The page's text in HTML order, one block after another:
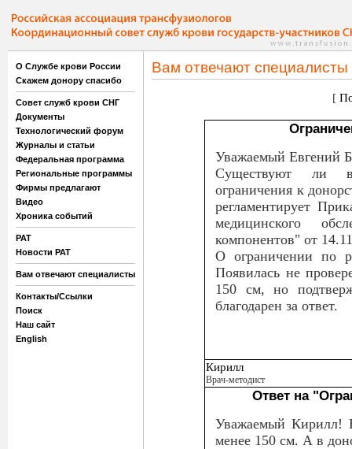
О Службе крови России
Скажем донору спасибо
Совет служб крови СНГ
Документы
Технологический форум
Журналы и статьи
Федеральная программа
Региональные программы
Фирмы предлагают
Видео
Хроника событий
РАТ
Новости РАТ
Вам отвечают специалисты
Контакты/Ссылки
Поиск
Наш сайт
English
Вам отвечают специалисты
[
Уважаемый Евгений
Существуют ли
ограничения к
регламентирует
медицинского
компонентов" от
О ограничении по
Появилась не
150 см, но
благодарен за ответ.
Кирилл
Врач-методист
Ответ на
Уважаемый Кирилл!
менее 150 см. А в